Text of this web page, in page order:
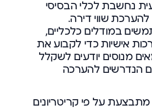
נחשבת לכלי הבסיסי
שווי דירה.
במודלים כלכליים,
אישיות כדי לקבוע את
מנוסים יודעים לשקלל
הנדרשים להערכה
על פי קריטריונים